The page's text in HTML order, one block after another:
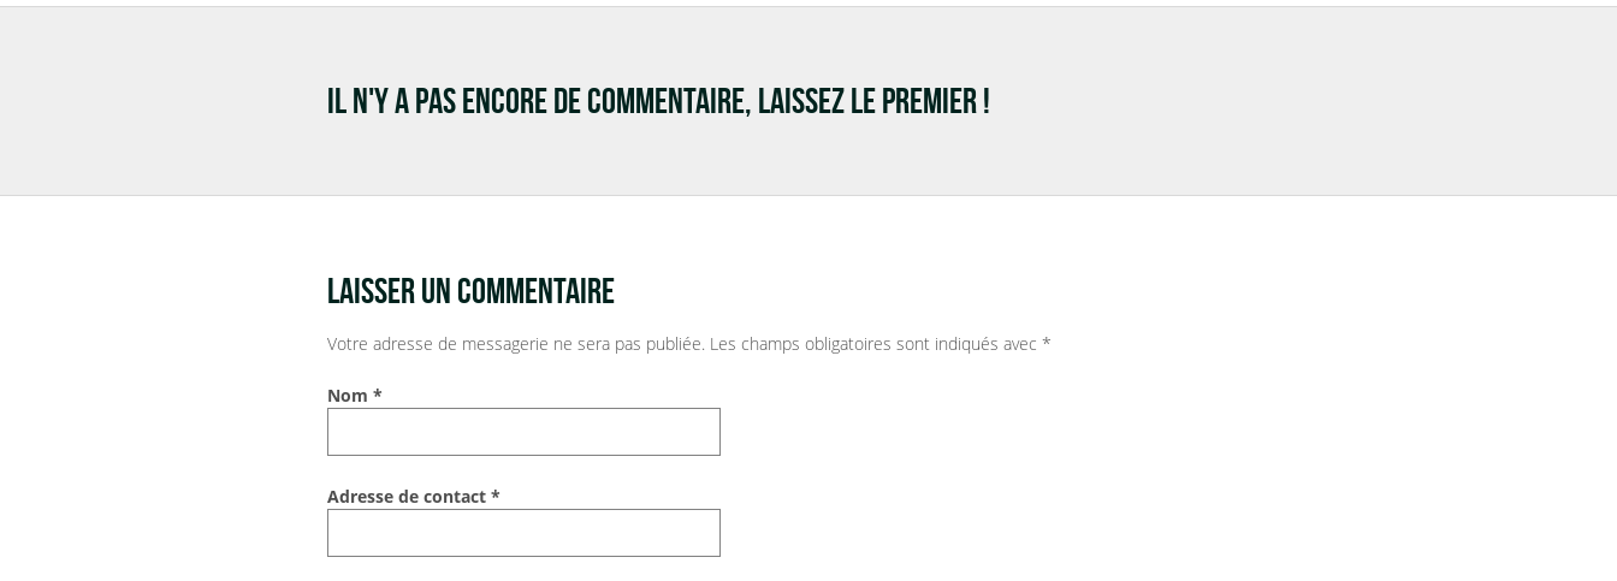
IL N'Y A PAS ENCORE DE COMMENTAIRE, LAISSEZ LE PREMIER !
LAISSER UN COMMENTAIRE
Votre adresse de messagerie ne sera pas publiée. Les champs obligatoires sont indiqués avec *
Nom *
Adresse de contact *